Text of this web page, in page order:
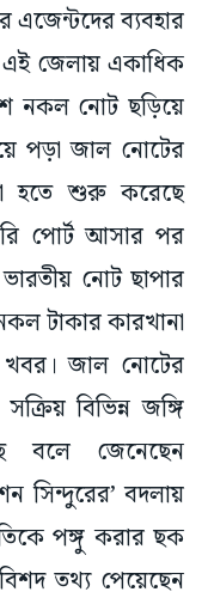
ব্যবহার
এই জেলায় একাধিক
নকল নোট ছড়িয়ে
পড়া জাল নোটের
হতে শুরু করেছে
পোর্ট আসার পর
ভারতীয় নোট ছাপার
টাকার কারখানা
জাল নোটের
বিভিন্ন জঙ্গি
বলে জেনেছেন
সিন্দুরের’ বদলায়
পঙ্গু করার ছক
তথ্য পেয়েছেন